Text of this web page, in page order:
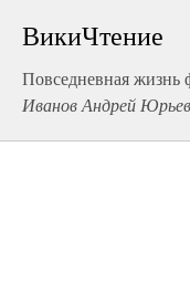
ВикиЧтение
Повседневная жизнь
Иванов Андрей